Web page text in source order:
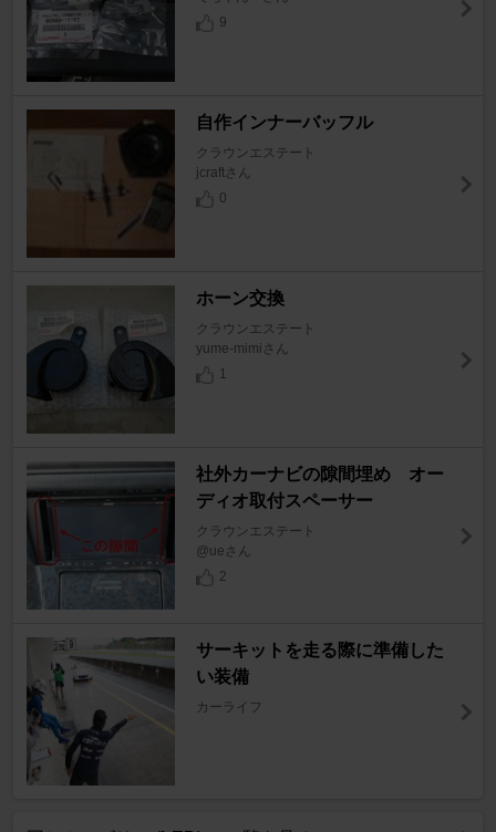
9
自作インナーバッフル
クラウンエステート
jcraftさん
0
ホーン交換
クラウンエステート
yume-mimiさん
1
社外カーナビの隙間埋め オー
ディオ取付スペーサー
クラウンエステート
@ueさん
2
サーキットを走る際に準備した
い装備
カーライフ